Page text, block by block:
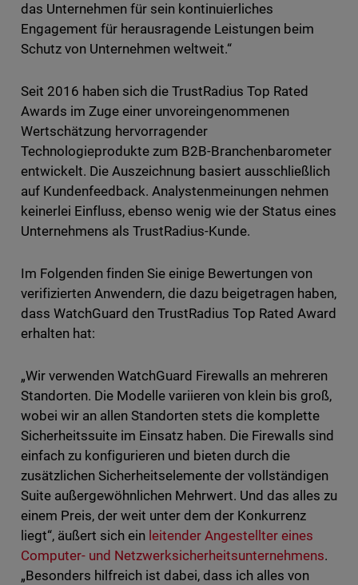
das Unternehmen für sein kontinuierliches
Engagement für herausragende Leistungen beim
Schutz von Unternehmen weltweit.“
Seit 2016 haben sich die TrustRadius Top Rated
Awards im Zuge einer unvoreingenommenen
Wertschätzung hervorragender
Technologieprodukte zum B2B-Branchenbarometer
entwickelt. Die Auszeichnung basiert ausschließlich
auf Kundenfeedback. Analystenmeinungen nehmen
keinerlei Einfluss, ebenso wenig wie der Status eines
Unternehmens als TrustRadius-Kunde.
Im Folgenden finden Sie einige Bewertungen von
verifizierten Anwendern, die dazu beigetragen haben,
dass WatchGuard den TrustRadius Top Rated Award
erhalten hat:
„Wir verwenden WatchGuard Firewalls an mehreren
Standorten. Die Modelle variieren von klein bis groß,
wobei wir an allen Standorten stets die komplette
Sicherheitssuite im Einsatz haben. Die Firewalls sind
einfach zu konfigurieren und bieten durch die
zusätzlichen Sicherheitselemente der vollständigen
Suite außergewöhnlichen Mehrwert. Und das alles zu
einem Preis, der weit unter dem der Konkurrenz
liegt“, äußert sich ein leitender Angestellter eines
Computer- und Netzwerksicherheitsunternehmens.
„Besonders hilfreich ist dabei, dass ich alles von